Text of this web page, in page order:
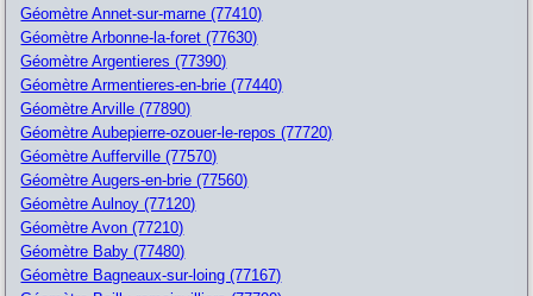
Géomètre Annet-sur-marne (77410)
Géomètre Arbonne-la-foret (77630)
Géomètre Argentieres (77390)
Géomètre Armentieres-en-brie (77440)
Géomètre Arville (77890)
Géomètre Aubepierre-ozouer-le-repos (77720)
Géomètre Aufferville (77570)
Géomètre Augers-en-brie (77560)
Géomètre Aulnoy (77120)
Géomètre Avon (77210)
Géomètre Baby (77480)
Géomètre Bagneaux-sur-loing (77167)